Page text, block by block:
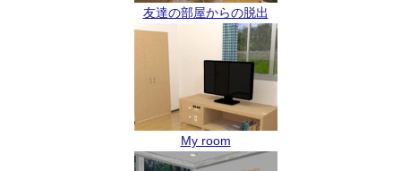
友達の部屋からの脱出
My room